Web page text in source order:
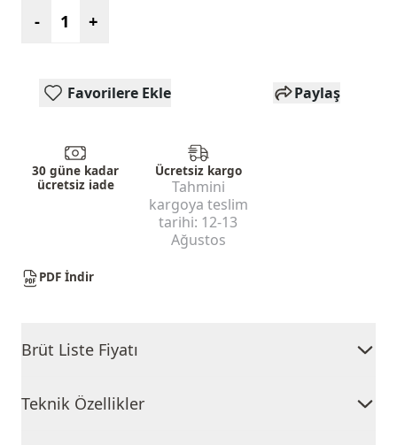
- +
Favorilere Ekle Paylaş
30 güne kadar
ücretsiz iade
Ücretsiz kargo
Tahmini
kargoya teslim
tarihi: 12-13
Ağustos
PDF İndir
Brüt Liste Fiyatı
Teknik Özellikler